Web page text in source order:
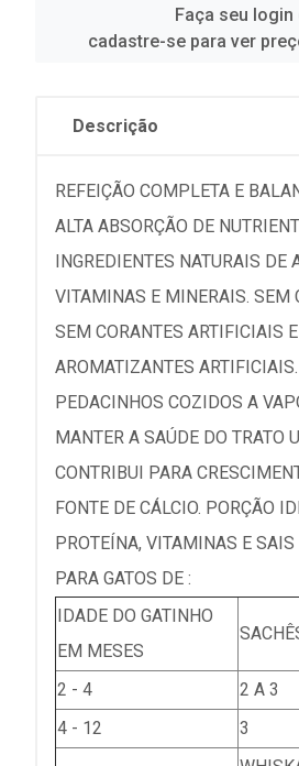
Faça seu login
cadastre-se para ver
Descrição
REFEIÇÃO COMPLETA E
ALTA ABSORÇÃO DE
INGREDIENTES NATURAIS DE
VITAMINAS E MINERAIS. SEM
SEM CORANTES ARTIFICIAIS
AROMATIZANTES
PEDACINHOS COZIDOS A
MANTER A SAÚDE DO TRATO
CONTRIBUI PARA
FONTE DE CÁLCIO. PORÇÃO
PROTEÍNA, VITAMINAS E
PARA GATOS DE :
IDADE DO GATINHO
EM MESES
2 - 4
2 A 3
4 - 12
3